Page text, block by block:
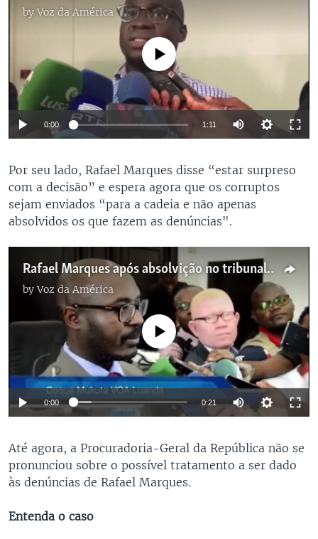
by Voz da América
No media source currently available
0:00 1:11
Por seu lado, Rafael Marques disse “estar surpreso
com a decisão” e espera agora que os corruptos
sejam enviados “para a cadeia e não apenas
absolvidos os que fazem as denúncias".
Rafael Marques após absolvição no tribunal: "O mais importante é ver os corruptos na cadeia"
byVoz da América
No media source currently available
0:00 0:21
Até agora, a Procuradoria-Geral da República não se
pronunciou sobre o possível tratamento a ser dado
às denúncias de Rafael Marques.
Entenda o caso